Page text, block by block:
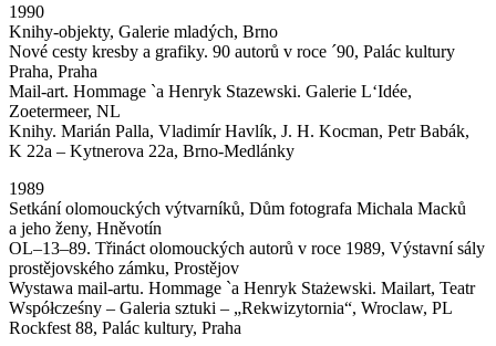
1990
Knihy-objekty, Galerie mladých, Brno
Nové cesty kresby a grafiky. 90 autorů v roce ´90, Palác kultury
Praha, Praha
Mail-art. Hommage `a Henryk Stazewski. Galerie L‘Idée,
Zoetermeer, NL
Knihy. Marián Palla, Vladimír Havlík, J. H. Kocman, Petr Babák,
K 22a – Kytnerova 22a, Brno-Medlánky
1989
Setkání olomouckých výtvarníků, Dům fotografa Michala Macků
a jeho ženy, Hněvotín
OL–13–89. Třináct olomouckých autorů v roce 1989, Výstavní sály
prostějovského zámku, Prostějov
Wystawa mail-artu. Hommage `a Henryk Stażewski. Mailart, Teatr
Współcześny – Galeria sztuki – „Rekwizytornia“, Wroclaw, PL
Rockfest 88, Palác kultury, Praha